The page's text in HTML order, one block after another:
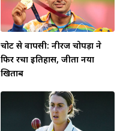
चोट से वापसी: नीरज चोपड़ा ने
फिर रचा इतिहास, जीता नया
खिताब